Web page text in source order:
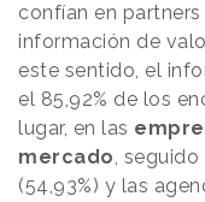
confían en
información de
este sentido, el
el 85,92% de los
lugar, en las
mercado,
(54,93%) y las